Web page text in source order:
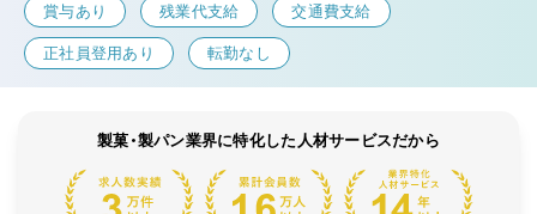
賞与あり 残業代支給 交通費支給
正社員登用あり 転勤なし
製菓・製パン業界に特化した人材サービスだから